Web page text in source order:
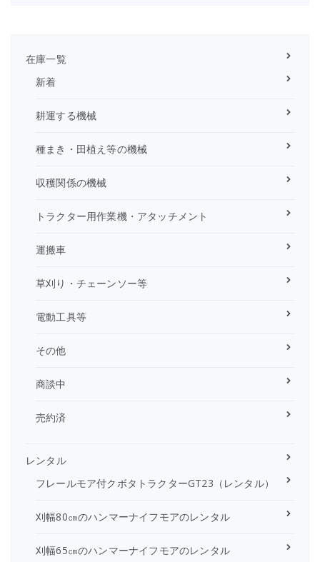
在庫一覧
新着
耕運する機械
種まき・田植え等の機械
収穫関係の機械
トラクター用作業機・アタッチメント
運搬車
草刈り・チェーンソー等
電動工具等
その他
商談中
売約済
レンタル
フレールモア付クボタトラクターGT23（レンタル）
刈幅80㎝のハンマーナイフモアのレンタル
刈幅65㎝のハンマーナイフモアのレンタル